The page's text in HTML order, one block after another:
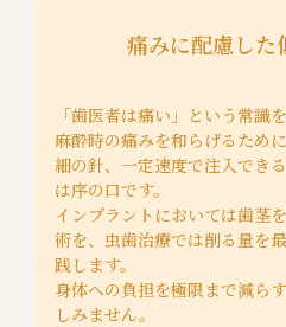
痛みに配慮した
「歯医者は痛い」という常識
麻酔時の痛みを和らげるため
細の針、一定速度で注入でき
は序の口です。
インプラントにおいては歯茎
術を、虫歯治療では削る量を
践します。
身体への負担を極限まで減ら
しみません。